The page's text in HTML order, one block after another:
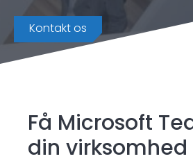
Kontakt os
Få Microsoft
din virksomhed